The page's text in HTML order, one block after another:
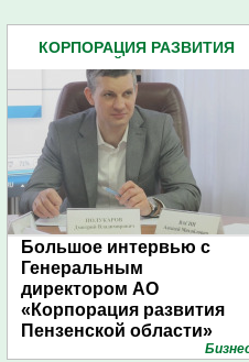
КОРПОРАЦИЯ РАЗВИТИЯ
Большое интервью с
Генеральным
директором АО
«Корпорация развития
Пензенской области»
Дмитрием Полукаровым